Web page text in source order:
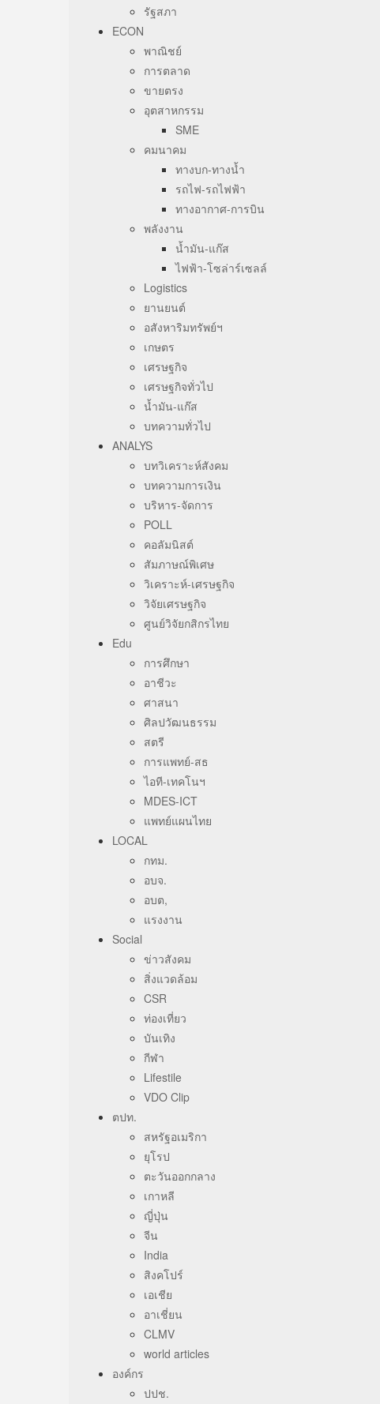
รัฐสภา
ECON
พาณิชย์
การตลาด
ขายตรง
อุตสาหกรรม
SME
คมนาคม
ทางบก-ทางน้ำ
รถไฟ-รถไฟฟ้า
ทางอากาศ-การบิน
พลังงาน
น้ำมัน-แก๊ส
ไฟฟ้า-โซล่าร์เซลล์
Logistics
ยานยนต์
อสังหาริมทรัพย์ฯ
เกษตร
เศรษฐกิจ
เศรษฐกิจทั่วไป
น้ำมัน-แก๊ส
บทความทั่วไป
ANALYS
บทวิเคราะห์สังคม
บทความการเงิน
บริหาร-จัดการ
POLL
คอลัมนิสต์
สัมภาษณ์พิเศษ
วิเคราะห์-เศรษฐกิจ
วิจัยเศรษฐกิจ
ศูนย์วิจัยกสิกรไทย
Edu
การศึกษา
อาชีวะ
ศาสนา
ศิลปวัฒนธรรม
สตรี
การแพทย์-สธ
ไอที-เทคโนฯ
MDES-ICT
แพทย์แผนไทย
LOCAL
กทม.
อบจ.
อบต,
แรงงาน
Social
ข่าวสังคม
สิ่งแวดล้อม
CSR
ท่องเที่ยว
บันเทิง
กีฬา
Lifestile
VDO Clip
ตปท.
สหรัฐอเมริกา
ยุโรป
ตะวันออกกลาง
เกาหลี
ญี่ปุ่น
จีน
India
สิงคโปร์
เอเชีย
อาเชี่ยน
CLMV
world articles
องค์กร
ปปช.